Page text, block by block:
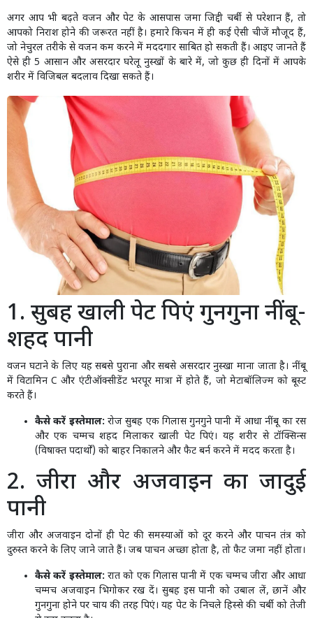
अगर आप भी बढ़ते वजन और पेट के आसपास जमा जिद्दी चर्बी से परेशान हैं, तो
आपको निराश होने की जरूरत नहीं है। हमारे किचन में ही कई ऐसी चीजें मौजूद हैं,
जो नेचुरल तरीके से वजन कम करने में मददगार साबित हो सकती हैं। आइए जानते हैं
ऐसे ही 5 आसान और असरदार घरेलू नुस्खों के बारे में, जो कुछ ही दिनों में आपके
शरीर में विजिबल बदलाव दिखा सकते हैं।
1. सुबह खाली पेट पिएं गुनगुना नींबू-
शहद पानी
वजन घटाने के लिए यह सबसे पुराना और सबसे असरदार नुस्खा माना जाता है। नींबू
में विटामिन C और एंटीऑक्सीडेंट भरपूर मात्रा में होते हैं, जो मेटाबॉलिज्म को बूस्ट
करते हैं।
कैसे करें इस्तेमाल: रोज सुबह एक गिलास गुनगुने पानी में आधा नींबू का रस
और एक चम्मच शहद मिलाकर खाली पेट पिएं। यह शरीर से टॉक्सिन्स
(विषाक्त पदार्थों) को बाहर निकालने और फैट बर्न करने में मदद करता है।
2. जीरा और अजवाइन का जादुई
पानी
जीरा और अजवाइन दोनों ही पेट की समस्याओं को दूर करने और पाचन तंत्र को
दुरुस्त करने के लिए जाने जाते हैं। जब पाचन अच्छा होता है, तो फैट जमा नहीं होता।
कैसे करें इस्तेमाल: रात को एक गिलास पानी में एक चम्मच जीरा और आधा
चम्मच अजवाइन भिगोकर रख दें। सुबह इस पानी को उबाल लें, छानें और
गुनगुना होने पर चाय की तरह पिएं। यह पेट के निचले हिस्से की चर्बी को तेजी